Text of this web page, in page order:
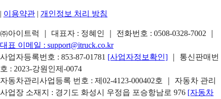
| 이용약관 | 개인정보 처리 방침
㈜아이트럭 ｜ 대표자 : 정혜인 ｜ 전화번호 : 0508-0328-7002
대표 이메일 : support@itruck.co.kr
사업자등록번호 : 853-87-01781 [사업자정보확인]
｜ 통신판매번
호 : 2023-강원인제-0074
자동차관리사업등록 번호 : 제02-4123-000402호 ｜ 자동차 관리
사업장 소재지 : 경기도 화성시 우정읍 포승항남로 976 [자동차